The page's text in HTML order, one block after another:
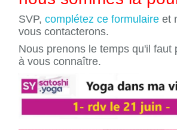
SVP, complétez ce formulaire et
vous contacterons.
Nous prenons le temps qu'il faut
à vous connaître.